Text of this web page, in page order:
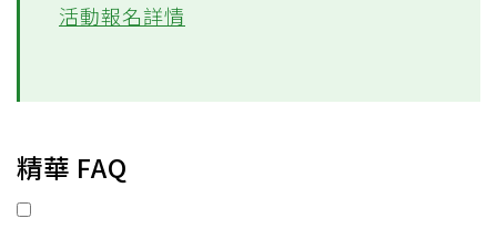
活動報名詳情
精華 FAQ